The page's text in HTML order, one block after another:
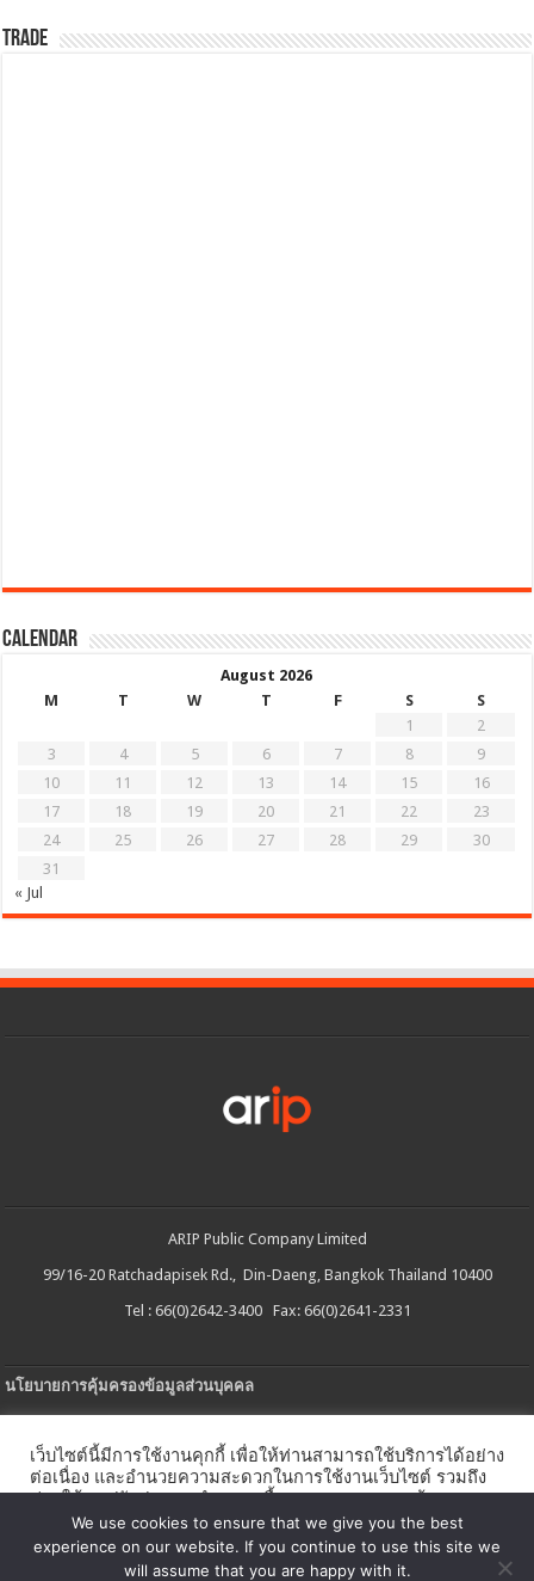
TRADE
Calendar
August 2026
M
T W T F S
S
1
2
3
4 5 6 7 8
9
10
11 12 13 14 15
16
17
18 19 20 21 22
23
24
25 26 27 28 29
30
31
« Jul
ARIP Public Company Limited
99/16-20 Ratchadapisek Rd., Din-Daeng, Bangkok Thailand 10400
Tel : 66(0)2642-3400 Fax: 66(0)2641-2331
นโยบายการคุ้มครองข้อมูลส่วนบุคคล
นโยบายการใช้คกกี้
นโยบายความปลอดภัยของข้อมูลสารสนเทศ
เว็บไซต์นี้มีการใช้งานคุกกี้ เพื่อให้ท่านสามารถใช้บริการได้อย่าง
ต่อเนื่อง และอำนวยความสะดวกในการใช้งานเว็บไซต์ รวมถึง
ช่วยให้เราปรับปรุงการนำเสนอเนื้อหาตรงตามความต้องการ
ของท่าน โดยสามารถศึกษารายละเอียดเพิ่มเติมได้ใน นโยบาย
คุกกี้
We use cookies to ensure that we give you the best
experience on our website. If you continue to use this site we
will assume that you are happy with it.